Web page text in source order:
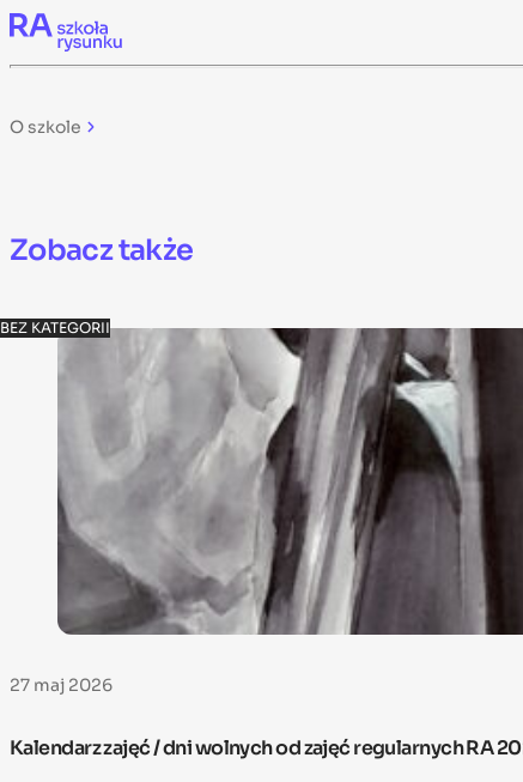
Skip to content
O szkole
Zobacz także
BEZ KATEGORII
27 maj 2026
Kalendarz zajęć / dni wolnych od zajęć regularnych RA